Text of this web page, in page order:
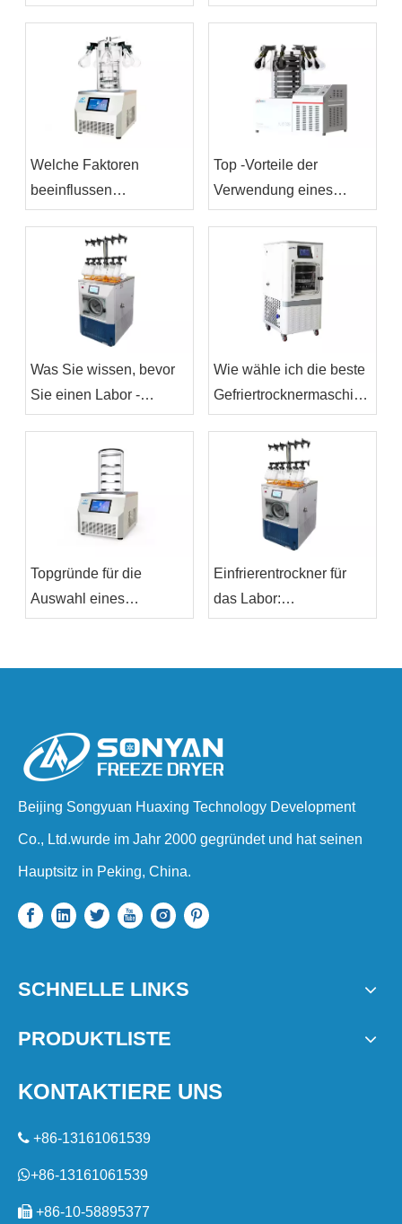
Gefriertrockner: Welche
Konfiguration benötigen
Gefriertrockner: Vor- und
Anwendungsfälle
Welche Faktoren
beeinflussen
Einfrierentrocknerlaborpreis?
Top -Vorteile der
Verwendung eines
Labor -
Gefrierentrockners in der
Was Sie wissen, bevor
Sie einen Labor -
Gefriertrockner kaufen?
Wie wähle ich die beste
Gefriertrocknermaschine
für Ihre
Laborbedürfnisse aus?
Topgründe für die
Auswahl eines
Einfrierentrockners für
Einfrierentrockner für
das Labor:
Verbesserung der
Beijing Songyuan Huaxing Technology Development
Co., Ltd.wurde im Jahr 2000 gegründet und hat seinen
Hauptsitz in Peking, China.
SCHNELLE LINKS
PRODUKTLISTE
KONTAKTIERE UNS
 +86-13161061539
+86-13161061539
 +86-10-58895377